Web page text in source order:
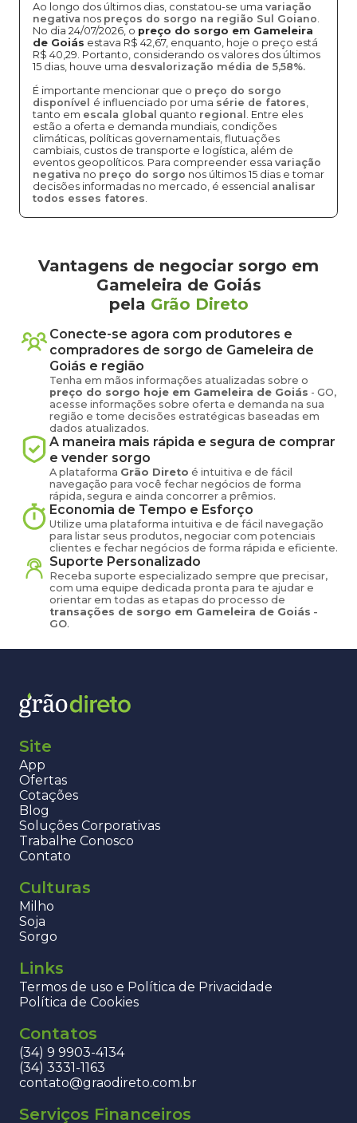
Ao longo dos últimos dias, constatou-se uma variação
negativa nos preços do sorgo na região Sul Goiano.
No dia 24/07/2026, o preço do sorgo em Gameleira
de Goiás estava R$ 42,67, enquanto, hoje o preço está
R$ 40,29. Portanto, considerando os valores dos últimos
15 dias, houve uma desvalorização média de 5,58%.
É importante mencionar que o preço do sorgo
disponível é influenciado por uma série de fatores,
tanto em escala global quanto regional . Entre eles
estão a oferta e demanda mundiais, condições
climáticas, políticas governamentais, flutuações
cambiais, custos de transporte e logística, além de
eventos geopolíticos. Para compreender essa variação
negativa no preço do sorgo nos últimos 15 dias e tomar
decisões informadas no mercado, é essencial analisar
todos esses fatores.
Vantagens de negociar sorgo em
Gameleira de Goiás
pela Grão Direto
Conecte-se agora com produtores e
compradores de sorgo de Gameleira de
Goiás e região
Tenha em mãos informações atualizadas sobre o
preço do sorgo hoje em Gameleira de Goiás - GO,
acesse informações sobre oferta e demanda na sua
região e tome decisões estratégicas baseadas em
dados atualizados.
A maneira mais rápida e segura de comprar
e vender sorgo
A plataforma Grão Direto é intuitiva e de fácil
navegação para você fechar negócios de forma
rápida, segura e ainda concorrer a prêmios.
Economia de Tempo e Esforço
Utilize uma plataforma intuitiva e de fácil navegação
para listar seus produtos, negociar com potenciais
clientes e fechar negócios de forma rápida e eficiente.
Suporte Personalizado
Receba suporte especializado sempre que precisar,
com uma equipe dedicada pronta para te ajudar e
orientar em todas as etapas do processo de
transações de sorgo em Gameleira de Goiás -
GO.
Site
App
Ofertas
Cotações
Blog
Soluções Corporativas
Trabalhe Conosco
Contato
Culturas
Milho
Soja
Sorgo
Links
Termos de uso e Política de Privacidade
Política de Cookies
Contatos
(34) 9 9903-4134
(34) 3331-1163
contato@graodireto.com.br
Serviços Financeiros